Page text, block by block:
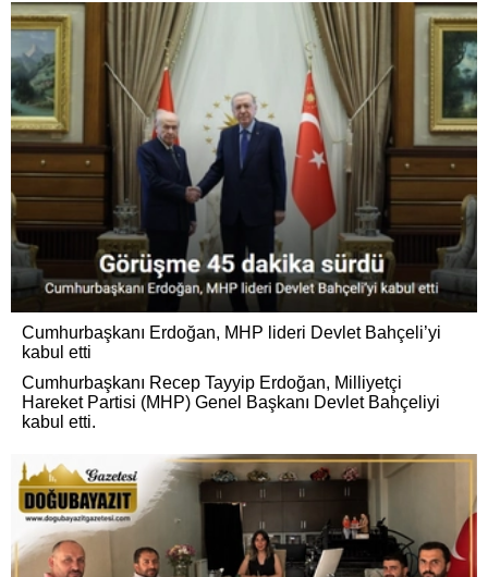
Cumhurbaşkanı Erdoğan, MHP lideri Devlet Bahçeli’yi
kabul etti
Cumhurbaşkanı Recep Tayyip Erdoğan, Milliyetçi
Hareket Partisi (MHP) Genel Başkanı Devlet Bahçeliyi
kabul etti.